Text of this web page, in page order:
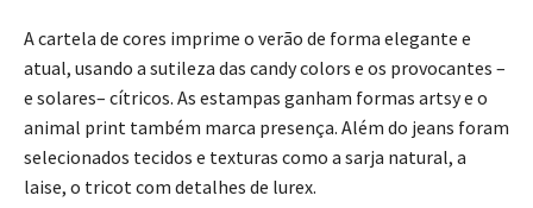
A cartela de cores imprime o verão de forma elegante e
atual, usando a sutileza das candy colors e os provocantes –
e solares– cítricos. As estampas ganham formas artsy e o
animal print também marca presença. Além do jeans foram
selecionados tecidos e texturas como a sarja natural, a
laise, o tricot com detalhes de lurex.